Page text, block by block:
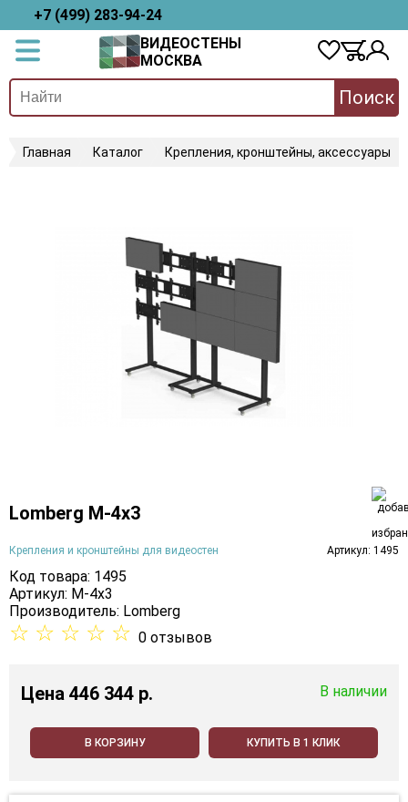
+7 (499) 283-94-24
ВИДЕОСТЕНЫ
МОСКВА
Поиск
Главная Каталог Крепления, кронштейны, аксессуары
Lomberg M-4х3
Крепления и кронштейны для видеостен Артикул: 1495
Код товара: 1495
Артикул: M-4х3
Производитель: Lomberg
☆ ☆ ☆ ☆ ☆ 0 отзывов
Цена 446 344 p. В наличии
В КОРЗИНУ КУПИТЬ В 1 КЛИК